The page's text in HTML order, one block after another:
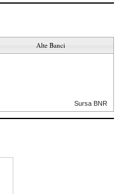
Alte Banci
Sursa BNR